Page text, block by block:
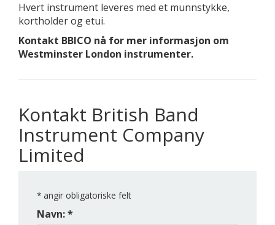
Hvert instrument leveres med et munnstykke,
kortholder og etui.
Kontakt BBICO nå for mer informasjon om
Westminster London instrumenter.
Kontakt British Band
Instrument Company
Limited
* angir obligatoriske felt
Navn: *